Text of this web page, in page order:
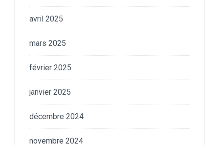
avril 2025
mars 2025
février 2025
janvier 2025
décembre 2024
novembre 2024